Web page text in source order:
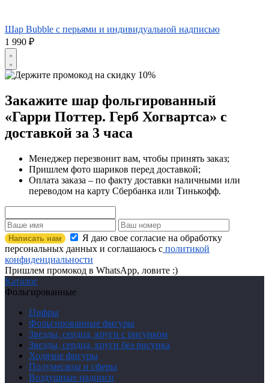
Шар Bubble с перьями и индивидуальной надписью
1 990 ₽
Закажите шар фольгированный
«Гарри Поттер. Герб Хогвартса» с
доставкой за 3 часа
Менеджер перезвонит вам, чтобы принять заказ;
Пришлем фото шариков перед доставкой;
Оплата заказа – по факту доставки наличными или
переводом на карту Сбербанка или Тинькофф.
Написать нам
Я даю свое согласие на обработку
персональных данных и соглашаюсь с политикой
конфиденциальности
Пришлем промокод в WhatsApp, ловите :)
Каталог
Фольгированные
Цифры
Фольгированные фигуры
Звезды, сердца, круги с рисунком
Звезды, сердца, круги без рисунка
Ходячие фигуры
Полумесяцы и сферы
Воздушные надписи